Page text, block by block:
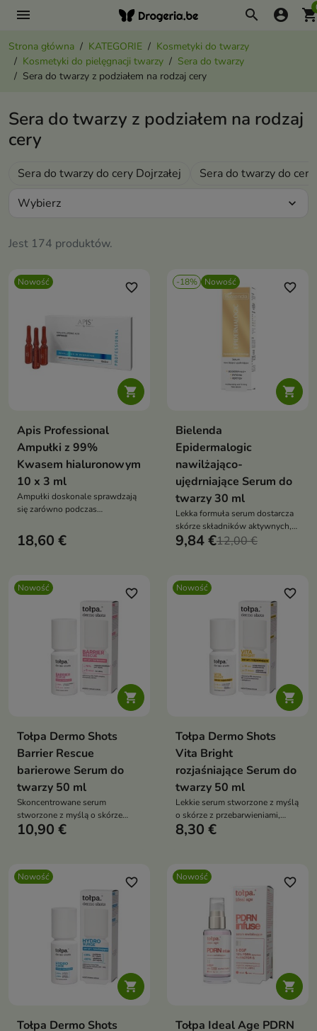
menu search account_circle
Strona główna KATEGORIE
Kosmetyki do twarzy
Kosmetyki do pielęgnacji twarzy
Sera do twarzy
Sera do twarzy z podziałem na rodzaj cery
Sera do twarzy z podziałem na rodzaj
cery
Sera do twarzy do cery Dojrzałej Sera do twarzy do
Jest 174 produktów.
Wybierz expand_more
Nowość

favorite_border
Apis Professional
Ampułki z 99%
Kwasem hialuronowym
10 x 3 ml
Ampułki doskonale sprawdzają
się zarówno podczas
kosmetycznych, jak i w
codziennej pielęgnacji domowej.
18,60 €
-18% Nowość

favorite_border
Bielenda
Epidermalogic
nawilżająco-
ujędrniające Serum do
twarzy 30 ml
Lekka formuła serum dostarcza
skórze składników aktywnych,
które wspierają jej naturalne
9,84 €12,00 €
Nowość

favorite_border
Tołpa Dermo Shots
Barrier Rescue
barierowe Serum do
twarzy 50 ml
Skoncentrowane serum
stworzone z myślą o skórze
wrażliwej, przesuszonej i z
10,90 €
Nowość

favorite_border
Tołpa Dermo Shots
Vita Bright
rozjaśniające Serum do
twarzy 50 ml
Lekkie serum stworzone z myślą
o skórze z przebarwieniami,
nierównym kolorytem i
8,30 €
Nowość

favorite_border
Tołpa Dermo Shots
Nowość

favorite_border
Tołpa Ideal Age PDRN